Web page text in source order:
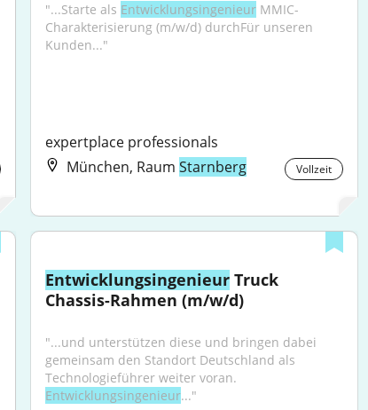
"...Starte als Entwicklungsingenieur MMIC-
Charakterisierung (m/w/d) durchFür unseren
Kunden..."
expertplace professionals
München, RaumStarnberg Vollzeit
Entwicklungsingenieur Truck
Chassis-Rahmen (m/w/d)
"...und unterstützen diese und bringen dabei
gemeinsam den Standort Deutschland als
Entwicklungsingenieur..."